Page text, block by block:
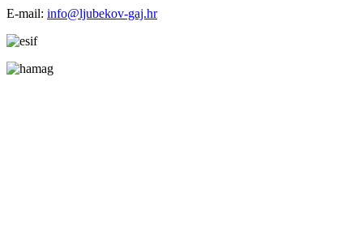
E-mail: info@ljubekov-gaj.hr